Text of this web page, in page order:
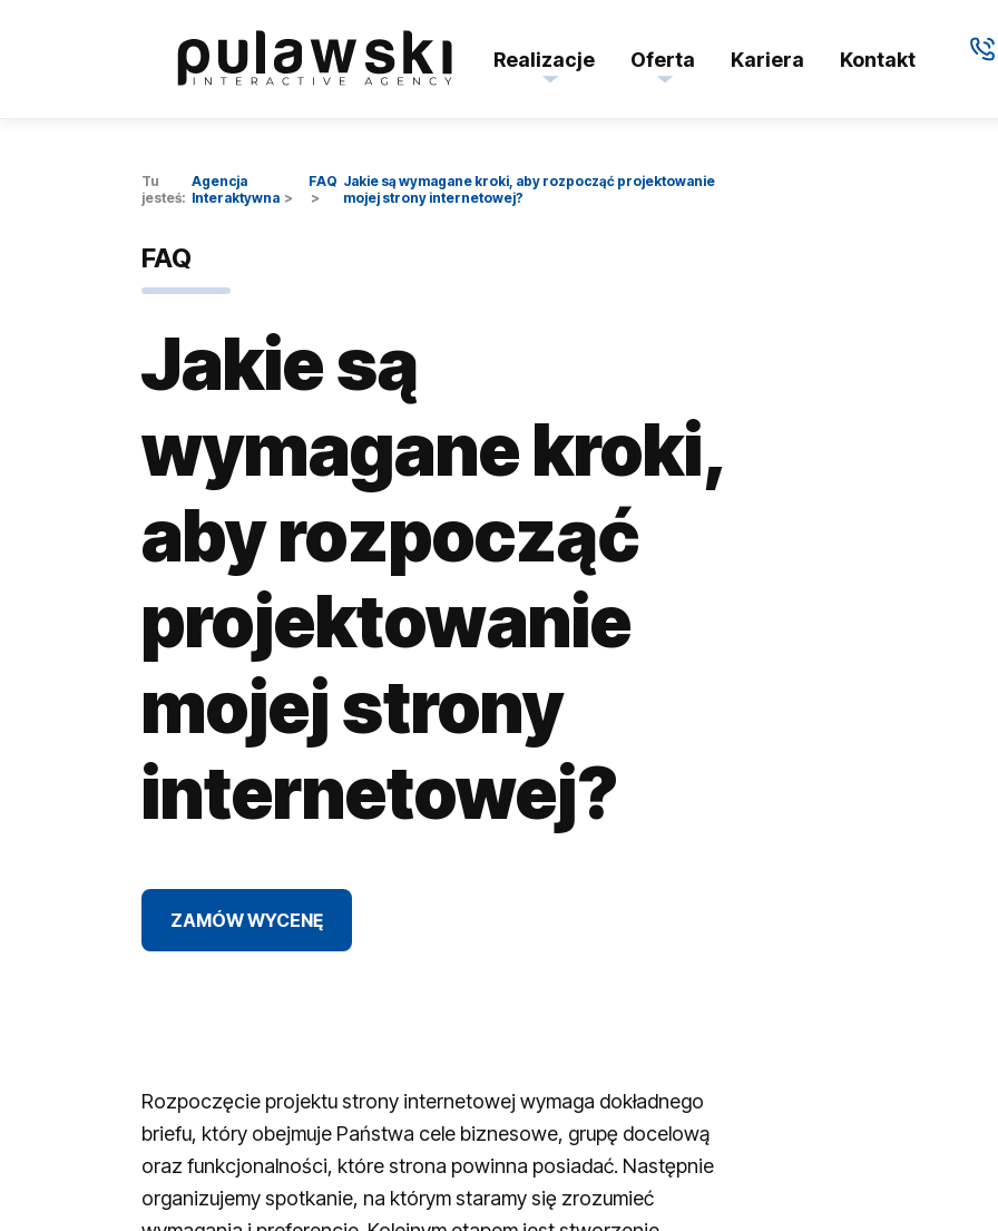
Realizacje Oferta Kariera Kontakt
Tu
jesteś:
Agencja
Interaktywna
FAQ Jakie są wymagane kroki, aby rozpocząć projektowanie
mojej strony internetowej?
FAQ
Jakie są
wymagane kroki,
aby rozpocząć
projektowanie
mojej strony
internetowej?
ZAMÓW WYCENĘ
Rozpoczęcie projektu strony internetowej wymaga dokładnego
briefu, który obejmuje Państwa cele biznesowe, grupę docelową
oraz funkcjonalności, które strona powinna posiadać. Następnie
organizujemy spotkanie, na którym staramy się zrozumieć